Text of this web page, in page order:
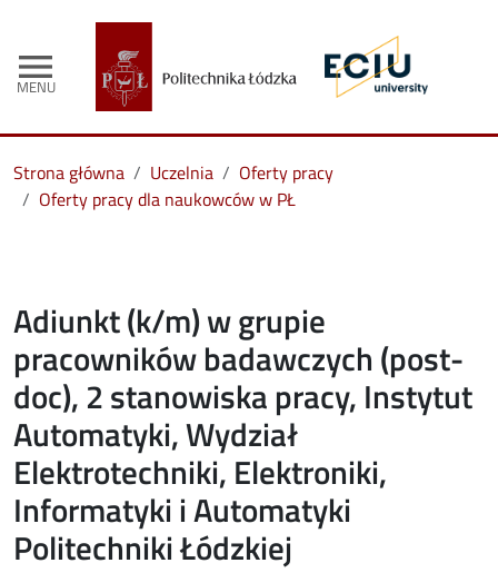
menu
MENU
Strona główna Uczelnia
Oferty pracy
Oferty pracy dla naukowców w PŁ
Adiunkt (k/m) w grupie
pracowników badawczych (post-
doc), 2 stanowiska pracy, Instytut
Automatyki, Wydział
Elektrotechniki, Elektroniki,
Informatyki i Automatyki
Politechniki Łódzkiej